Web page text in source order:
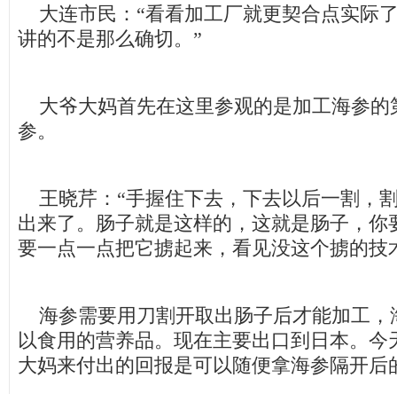
大连市民：“看看加工厂就更契合点实际
讲的不是那么确切。”
大爷大妈首先在这里参观的是加工海参的
参。
王晓芹：“手握住下去，下去以后一割，
出来了。肠子就是这样的，这就是肠子，你
要一点一点把它掳起来，看见没这个掳的技
海参需要用刀割开取出肠子后才能加工，
以食用的营养品。现在主要出口到日本。今
大妈来付出的回报是可以随便拿海参隔开后